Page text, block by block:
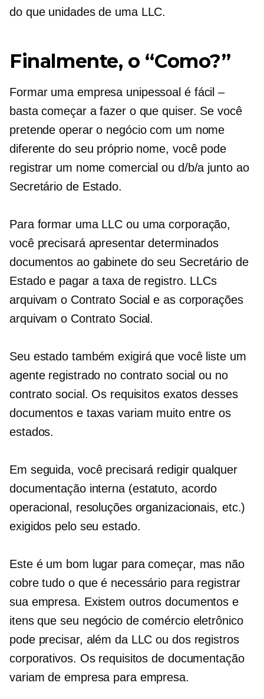
do que unidades de uma LLC.
Finalmente, o “Como?”
Formar uma empresa unipessoal é fácil –
basta começar a fazer o que quiser. Se você
pretende operar o negócio com um nome
diferente do seu próprio nome, você pode
registrar um nome comercial ou d/b/a junto ao
Secretário de Estado.
Para formar uma LLC ou uma corporação,
você precisará apresentar determinados
documentos ao gabinete do seu Secretário de
Estado e pagar a taxa de registro. LLCs
arquivam o Contrato Social e as corporações
arquivam o Contrato Social.
Seu estado também exigirá que você liste um
agente registrado no contrato social ou no
contrato social. Os requisitos exatos desses
documentos e taxas variam muito entre os
estados.
Em seguida, você precisará redigir qualquer
documentação interna (estatuto, acordo
operacional, resoluções organizacionais, etc.)
exigidos pelo seu estado.
Este é um bom lugar para começar, mas não
cobre tudo o que é necessário para registrar
sua empresa. Existem outros documentos e
itens que seu negócio de comércio eletrônico
pode precisar, além da LLC ou dos registros
corporativos. Os requisitos de documentação
variam de empresa para empresa.